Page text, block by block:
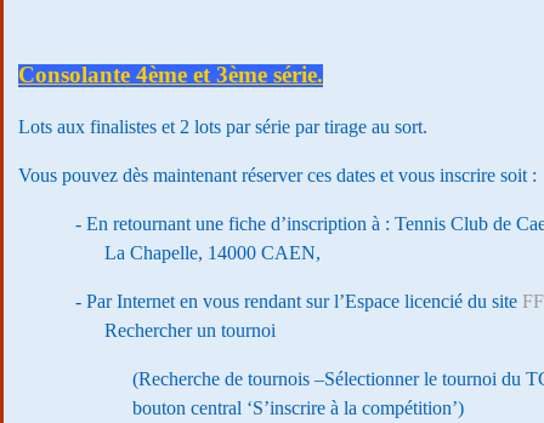
Consolante 4ème et 3ème série.
Lots aux finalistes et 2 lots par série par tirage au sort.
Vous pouvez dès maintenant réserver ces dates et vous inscrire soit :
- En retournant une fiche d’inscription à : Tennis Club de
La Chapelle, 14000 CAEN,
- Par Internet en vous rendant sur l’Espace licencié du site
Rechercher un tournoi
(Recherche de tournois –Sélectionner le tournoi du
bouton central ‘S’inscrire à la compétition’)